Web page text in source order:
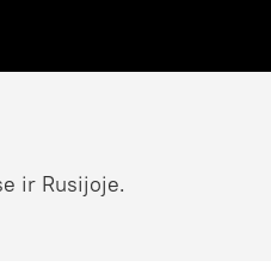
ir Rusijoje.